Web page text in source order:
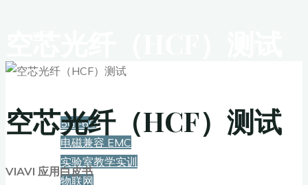
5G+6G
电磁兼容 EMC
实验室教学实训
物联网
空芯光纤（HCF）测试
VIAVI 应用白皮书